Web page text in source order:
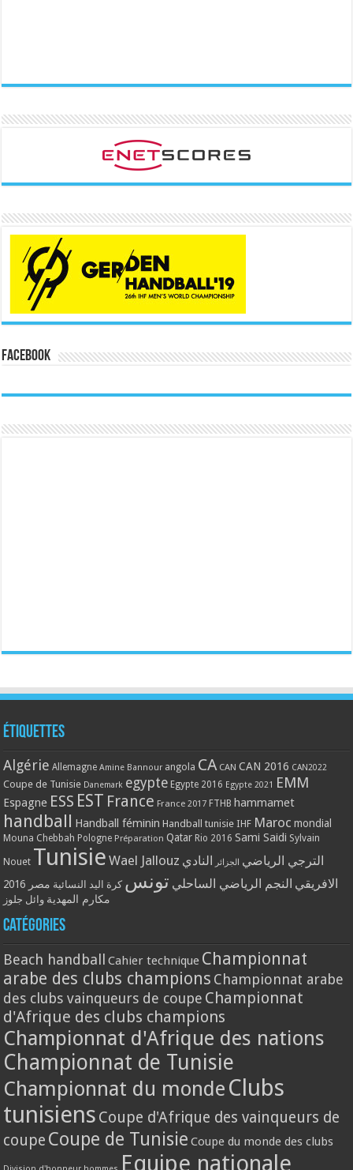
Facebook
Étiquettes
Algérie Allemagne Amine Bannour angola CA CAN CAN 2016 CAN2022
Coupe de Tunisie Danemark egypte Egypte 2016 Egypte 2021 EMM
Espagne ESS EST France France 2017 FTHB hammamet
handball Handball féminin Handball tunisie IHF Maroc mondial
Mouna Chebbah Pologne Préparation Qatar Rio 2016 Sami Saidi Sylvain
Nouet Tunisie Wael Jallouz الترجي الرياضي الجزائر النادي
الافريقي النجم الرياضي الساحلي تونس كرة اليد النسائية مصر 2016
مكارم المهدية وائل جلوز
Catégories
Beach handball Cahier technique Championnat
arabe des clubs champions Championnat arabe
des clubs vainqueurs de coupe Championnat
d'Afrique des clubs champions
Championnat d'Afrique des nations
Championnat de Tunisie
Championnat du monde Clubs
tunisiens Coupe d'Afrique des vainqueurs de
coupe Coupe de Tunisie Coupe du monde des clubs
Equipe nationale